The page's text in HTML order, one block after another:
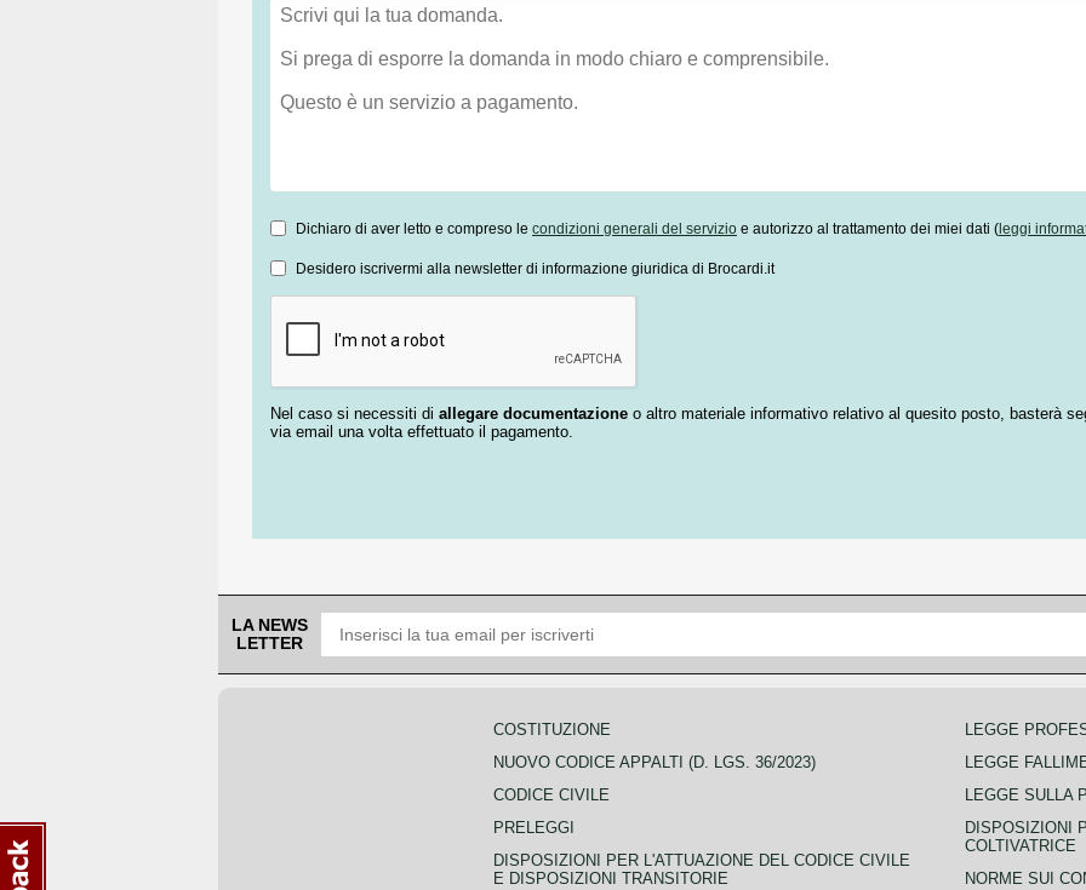
Dichiaro di aver letto e compreso le condizioni generali del servizio e autorizzo al trattamento dei miei dati ( leggi
Desidero iscrivermi alla newsletter di informazione giuridica di Brocardi.it
Nel caso si necessiti di allegare documentazione o altro materiale informativo relativo al quesito posto, basterà
via email una volta effettuato il pagamento.
LA NEWS
LETTER
COSTITUZIONE
NUOVO CODICE APPALTI (D. LGS. 36/2023)
CODICE CIVILE
PRELEGGI
DISPOSIZIONI PER L'ATTUAZIONE DEL CODICE CIVILE
E DISPOSIZIONI TRANSITORIE
LEGGE
LEGGE
LEGGE SULLA
DISPOSIZIONI
COLTIVATRICE
NORME SUI